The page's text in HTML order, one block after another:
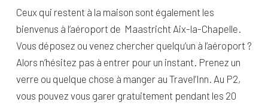
Ceux qui restent à la maison sont également les
bienvenus à l’aéroport de Maastricht Aix-la-Chapelle.
Vous déposez ou venez chercher quelqu’un à l’aéroport ?
Alors n’hésitez pas à entrer pour un instant. Prenez un
verre ou quelque chose à manger au Travel’Inn. Au P2,
vous pouvez vous garer gratuitement pendant les 20